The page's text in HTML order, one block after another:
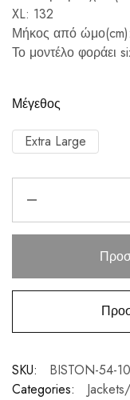
XL: 132
Μήκος από
Το μοντέλο φοράει
Μέγεθος
Extra Large
SKU:
BISTON-54-
Categories: